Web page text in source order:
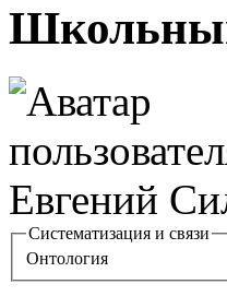
Систематизация и связи
Онтология